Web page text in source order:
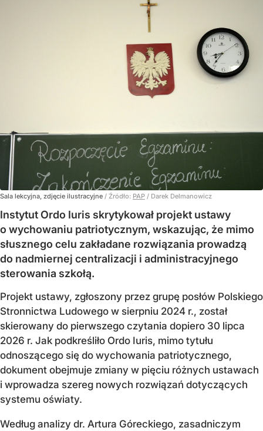
Sala lekcyjna, zdjęcie ilustracyjne / Źródło: PAP / Darek Delmanowicz
Instytut Ordo Iuris skrytykował projekt ustawy
o wychowaniu patriotycznym, wskazując, że mimo
słusznego celu zakładane rozwiązania prowadzą
do nadmiernej centralizacji i administracyjnego
sterowania szkołą.
Projekt ustawy, zgłoszony przez grupę posłów Polskiego
Stronnictwa Ludowego w sierpniu 2024 r., został
skierowany do pierwszego czytania dopiero 30 lipca
2026 r. Jak podkreśliło Ordo Iuris, mimo tytułu
odnoszącego się do wychowania patriotycznego,
dokument obejmuje zmiany w pięciu różnych ustawach
i wprowadza szereg nowych rozwiązań dotyczących
systemu oświaty.
Według analizy dr. Artura Góreckiego, zasadniczym